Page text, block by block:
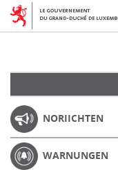
NORIICHTEN
WARNUNGEN